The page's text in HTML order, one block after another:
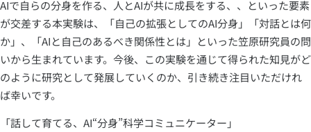
AIで自らの分身を作る、人とAIが共に成長をする、、といった要素
が交差する本実験は、「自己の拡張としてのAI分身」「対話とは何
か」、「AIと自己のあるべき関係性とは」といった笠原研究員の問
いから生まれています。今後、この実験を通じて得られた知見がど
のように研究として発展していくのか、引き続き注目いただけれ
ば幸いです。
「話して育てる、AI“分身”科学コミュニケーター」